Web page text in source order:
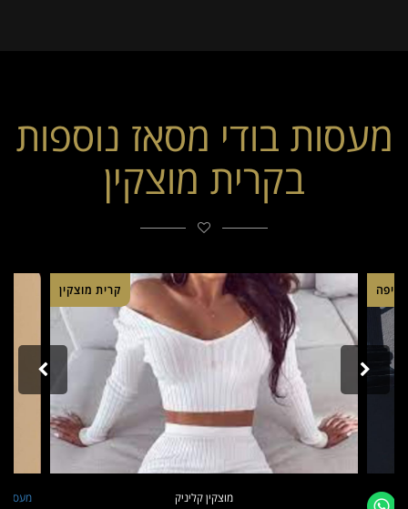
מעסות בודי מסאז נוספות
בקרית מוצקין
חיפה קרית מוצקין
מוצקין קליניק מעסה